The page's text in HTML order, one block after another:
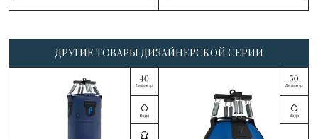
ДРУГИЕ ТОВАРЫ ДИЗАЙНЕРСКОЙ СЕРИИ
Выберите цвет:
Чёрный